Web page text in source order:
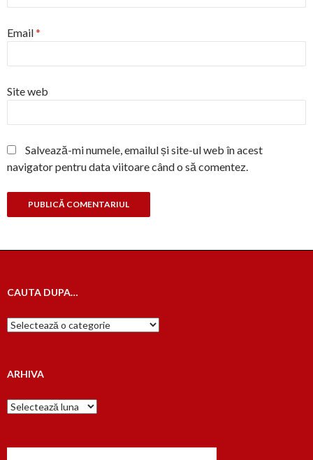
Email*
Site web
Salvează-mi numele, emailul și site-ul web în acest
navigator pentru data viitoare când o să comentez.
CAUTA DUPA…
Cauta
dupa…
ARHIVA
Arhiva